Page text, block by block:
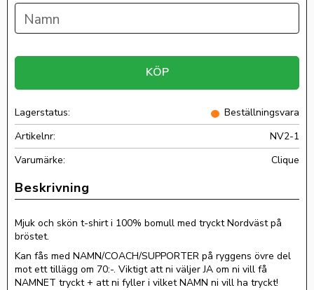
KÖP
Lagerstatus
Beställningsvara
Artikelnr
NV2-1
Clique
Mjuk och skön t-shirt i 100% bomull med tryckt Nordväst på
bröstet.
Kan fås med NAMN/COACH/SUPPORTER på ryggens övre del
mot ett tillägg om 70:-. Viktigt att ni väljer JA om ni vill få
NAMNET tryckt + att ni fyller i vilket NAMN ni vill ha tryckt!